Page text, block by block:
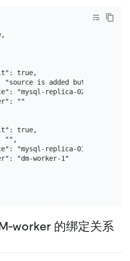
true,
"source is added but there is
"mysql-replica-02",
""
true,
"",
"mysql-replica-01",
"dm-worker-1"
worker 的绑定关系